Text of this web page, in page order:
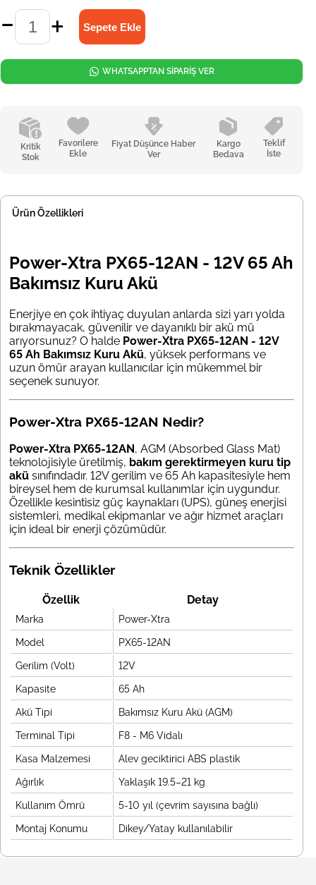
Kritik
Stok
Favorilere
Ekle
Fiyat Düşünce Haber
Ver
Kargo
Bedava
Teklif
İste
WHATSAPPTAN SİPARİŞ VER
Ürün Özellikleri
Power-Xtra PX65-12AN - 12V 65 Ah
Bakımsız Kuru Akü
Enerjiye en çok ihtiyaç duyulan anlarda sizi yarı yolda
bırakmayacak, güvenilir ve dayanıklı bir akü mü
arıyorsunuz? O halde Power-Xtra PX65-12AN - 12V
65 Ah Bakımsız Kuru Akü, yüksek performans ve
uzun ömür arayan kullanıcılar için mükemmel bir
seçenek sunuyor.
Power-Xtra PX65-12AN Nedir?
Power-Xtra PX65-12AN , AGM (Absorbed Glass Mat)
teknolojisiyle üretilmiş, bakım gerektirmeyen kuru tip
akü sınıfındadır. 12V gerilim ve 65 Ah kapasitesiyle hem
bireysel hem de kurumsal kullanımlar için uygundur.
Özellikle kesintisiz güç kaynakları (UPS), güneş enerjisi
sistemleri, medikal ekipmanlar ve ağır hizmet araçları
için ideal bir enerji çözümüdür.
Teknik Özellikler
Özellik Detay
Marka Power-Xtra
Model PX65-12AN
Gerilim (Volt) 12V
Kapasite 65 Ah
Akü Tipi Bakımsız Kuru Akü (AGM)
Terminal Tipi F8 - M6 Vidalı
Kasa Malzemesi Alev geciktirici ABS plastik
Ağırlık Yaklaşık 19.5–21 kg
Kullanım Ömrü 5-10 yıl (çevrim sayısına bağlı)
Montaj Konumu Dikey/Yatay kullanılabilir